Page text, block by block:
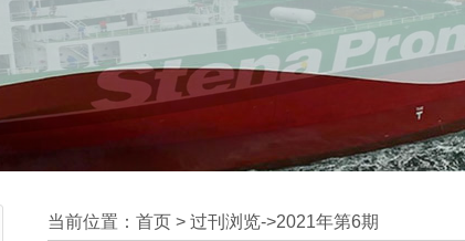
当前位置：首页 > 过刊浏览->2021年第6期